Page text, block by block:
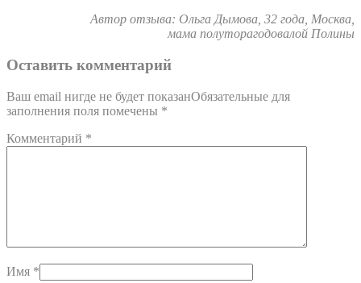
Автор отзыва: Ольга Дымова, 32 года, Москва,
мама полуторагодовалой Полины
Оставить комментарий
Ваш email нигде не будет показанОбязательные для
заполнения поля помечены *
Комментарий *
Имя *